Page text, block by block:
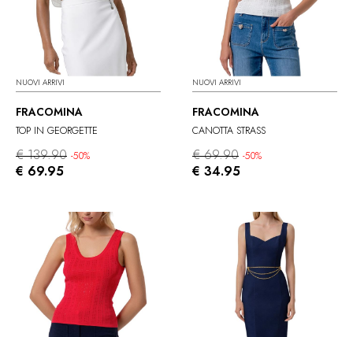
NUOVI ARRIVI
FRACOMINA
TOP IN GEORGETTE
€ 139.90 -50%
€ 69.95
NUOVI ARRIVI
FRACOMINA
CANOTTA STRASS
€ 69.90 -50%
€ 34.95